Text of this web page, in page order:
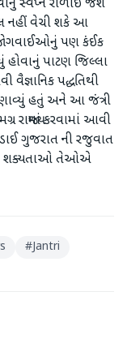
સ્વપ્ન રોળાઈ જશે
નહીં વેચી શકે આ
પણ કંઈક
પાટણ જિલ્લા
પદ્ધતિથી
હતું અને આ જંત્રી
રાજ્યમાં કરવામાં આવી
ગુજરાત ની રજુવાત
શક્યતાઓ તેઓએ
#Jantri